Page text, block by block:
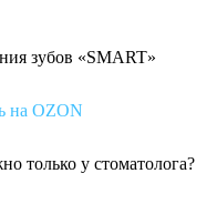
зубов «SMART»
на OZON
только у стоматолога?